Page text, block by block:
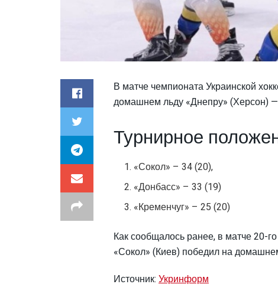
В матче чемпионата Украинской
домашнем льду «Днепру» (Херсон) —
Турнирное
«Сокол» – 34 (20),
«Донбасс» – 33 (19)
«Кременчуг» – 25 (20)
Как сообщалось ранее, в матче 20-
«Сокол» (Киев) победил на
Источник: Укринформ